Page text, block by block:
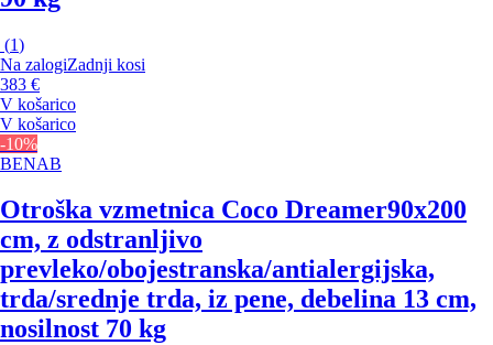
(1)
Na zalogiZadnji kosi
383 €
V košarico
V košarico
-10%
BENAB
Otroška vzmetnica Coco Dreamer90x200
cm, z odstranljivo
prevleko/obojestranska/antialergijska,
trda/srednje trda, iz pene, debelina 13 cm,
nosilnost 70 kg